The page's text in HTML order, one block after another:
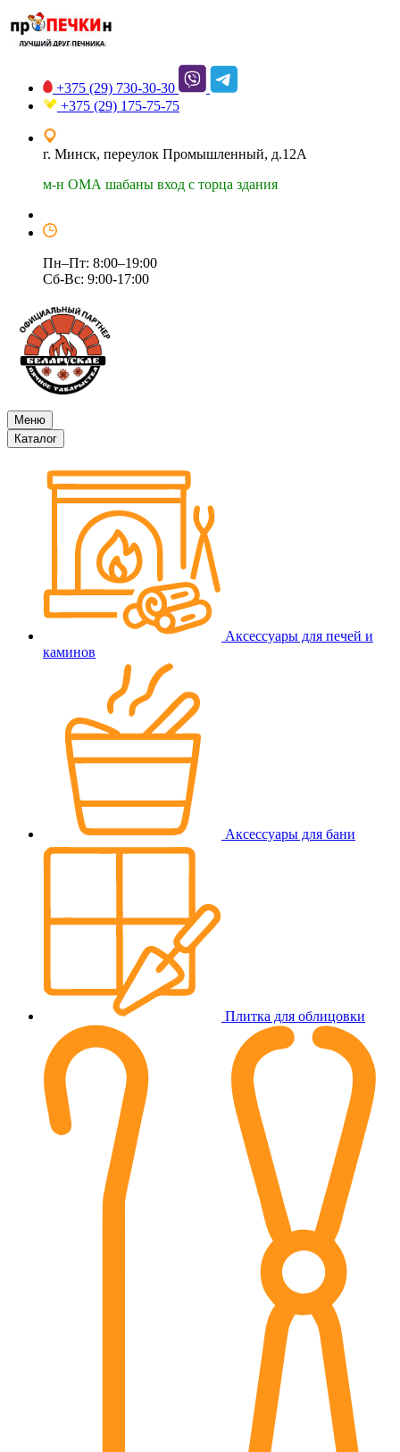
+375 (29) 730-30-30
+375 (29) 175-75-75
г. Минск, переулок Промышленный, д.12А
м-н ОМА шабаны вход с торца здания
Пн–Пт: 8:00–19:00
Сб-Вс: 9:00-17:00
Меню
Каталог
Аксессуары для печей и
каминов
Аксессуары для бани
Плитка для облицовки